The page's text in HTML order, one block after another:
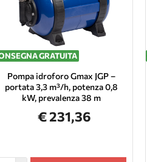
GRATUITA
Pompa idroforo Gmax JGP –
portata 3,3 m³/h, potenza 0,8
kW, prevalenza 38 m
€ 231,36